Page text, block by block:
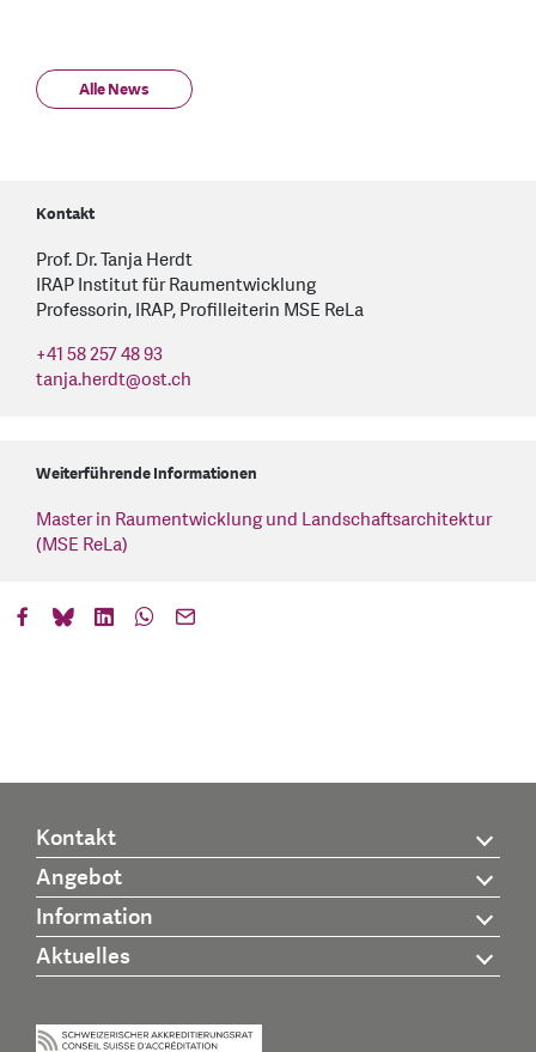
Alle News
Kontakt
Prof. Dr. Tanja Herdt
IRAP Institut für Raumentwicklung
Professorin, IRAP, Profilleiterin MSE ReLa
+41 58 257 48 93
tanja.herdt@ost.ch
Weiterführende Informationen
Master in Raumentwicklung und Landschaftsarchitektur
(MSE ReLa)
Kontakt
Angebot
Information
Aktuelles